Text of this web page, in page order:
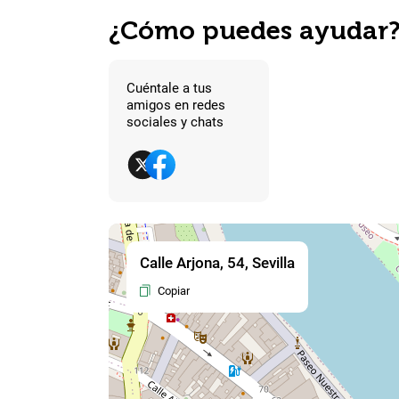
¿Cómo puedes
Cuéntale a tus
amigos en redes
sociales y chats
Calle Arjona, 54, Sevilla
Copiar